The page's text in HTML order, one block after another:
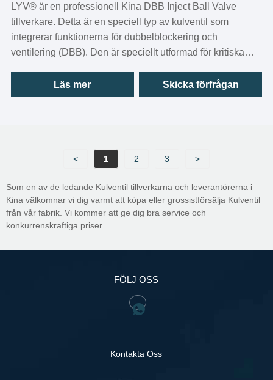
LYV®️ är en professionell Kina DBB Inject Ball Valve
tillverkare. Detta är en speciell typ av kulventil som
integrerar funktionerna för dubbelblockering och
ventilering (DBB). Den är speciellt utformad för kritiska
kammartryckavlastning och vätskeinsprutning måste
uppnås inom en enda volym. Den här DBB-
Läs mer Skicka förfrågan
< 1 2 3 >
Som en av de ledande Kulventil tillverkarna och leverantörerna i
Kina välkomnar vi dig varmt att köpa eller grossistförsälja Kulventil
från vår fabrik. Vi kommer att ge dig bra service och
konkurrenskraftiga priser.
FÖLJ OSS
Kontakta Oss